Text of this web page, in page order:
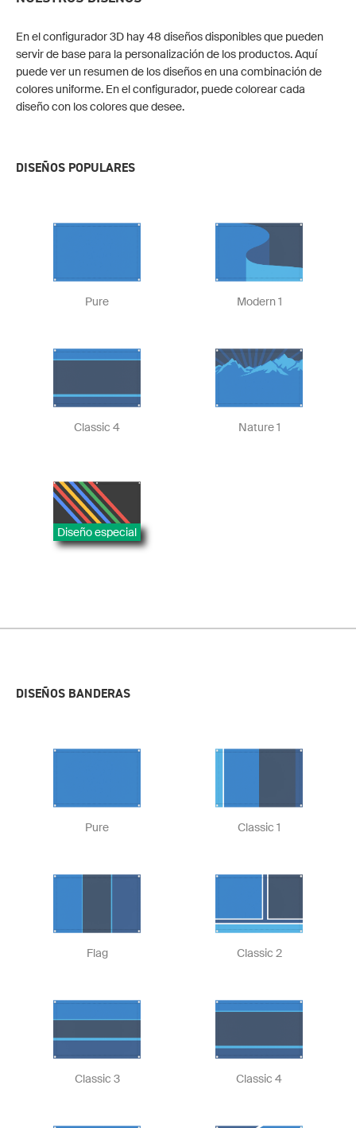
En el configurador 3D hay 48 diseños disponibles que pueden
servir de base para la personalización de los productos. Aquí
puede ver un resumen de los diseños en una combinación de
colores uniforme. En el configurador, puede colorear cada
diseño con los colores que desee.
DISEÑOS POPULARES
Pure Modern 1
Classic 4 Nature 1
Diseño especial
DISEÑOS BANDERAS
Pure Classic 1
Flag Classic 2
Classic 3 Classic 4